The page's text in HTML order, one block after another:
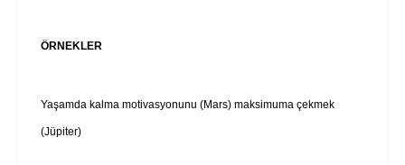
ÖRNEKLER
Yaşamda kalma motivasyonunu (Mars) maksimuma çekmek
(Jüpiter)